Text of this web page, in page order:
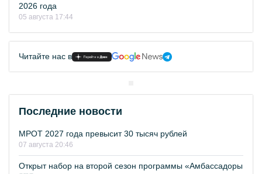
2026 года
05 августа 17:44
Читайте нас в
Последние новости
МРОТ 2027 года превысит 30 тысяч рублей
07 августа 20:46
Открыт набор на второй сезон программы «Амбассадоры